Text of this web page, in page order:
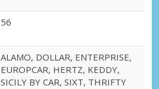
56
ALAMO, DOLLAR, ENTERPRISE,
EUROPCAR, HERTZ, KEDDY,
SICILY BY CAR, SIXT, THRIFTY